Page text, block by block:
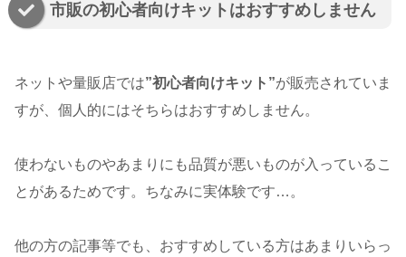
市販の初心者向けキットはおすすめしません
ネットや量販店では”初心者向けキット”が販売されていま
すが、個人的にはそちらはおすすめしません。
使わないものやあまりにも品質が悪いものが入っているこ
とがあるためです。ちなみに実体験です…。
他の方の記事等でも、おすすめしている方はあまりいらっ